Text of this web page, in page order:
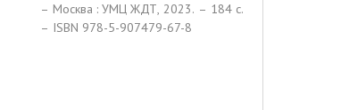
– Москва : УМЦ ЖДТ, 2023. – 184 c.
– ISBN 978-5-907479-67-8